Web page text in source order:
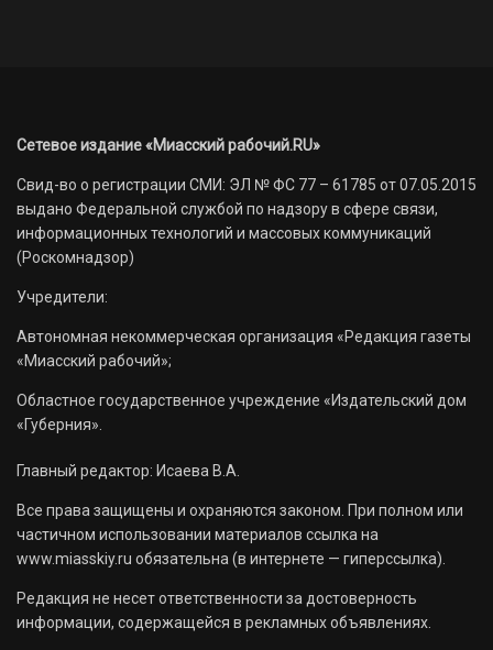
Сетевое издание «Миасский рабочий.RU»
Свид-во о регистрации СМИ: ЭЛ № ФС 77 – 61785 от 07.05.2015
выдано Федеральной службой по надзору в сфере связи,
информационных технологий и массовых коммуникаций
(Роскомнадзор)
Учредители:
Автономная некоммерческая организация «Редакция газеты
«Миасский рабочий»;
Областное государственное учреждение «Издательский дом
«Губерния».
Главный редактор: Исаева В.А.
Все права защищены и охраняются законом. При полном или
частичном использовании материалов ссылка на
www.miasskiy.ru обязательна (в интернете — гиперссылка).
Редакция не несет ответственности за достоверность
информации, содержащейся в рекламных объявлениях.